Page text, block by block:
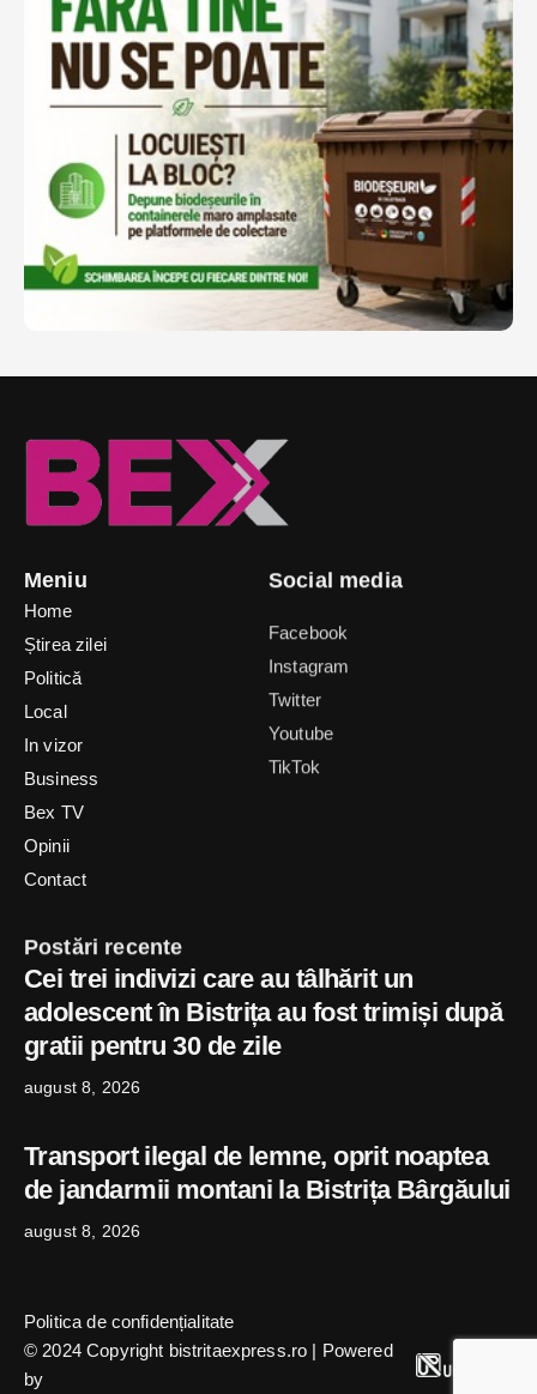
Meniu
Home
Știrea zilei
Politică
Local
In vizor
Business
Bex TV
Opinii
Contact
Social media
Instagram
Twitter
Youtube
TikTok
Postări recente
Cei trei indivizi care au tâlhărit un
adolescent în Bistrița au fost trimiși după
gratii pentru 30 de zile
august 8, 2026
Transport ilegal de lemne, oprit noaptea
de jandarmii montani la Bistrița Bârgăului
august 8, 2026
© 2024 Copyright bistritaexpress.ro | Powered
by
Politica de confidențialitate